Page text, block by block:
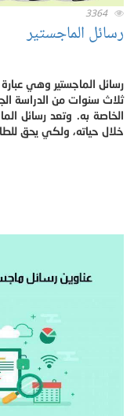
3364
رسائل الماجستير
رسائل الماجستير وهي
ثلاث سنوات من الدراسة
الخاصة به. وتعد رسائل
خلال حياته، ولكي يحق